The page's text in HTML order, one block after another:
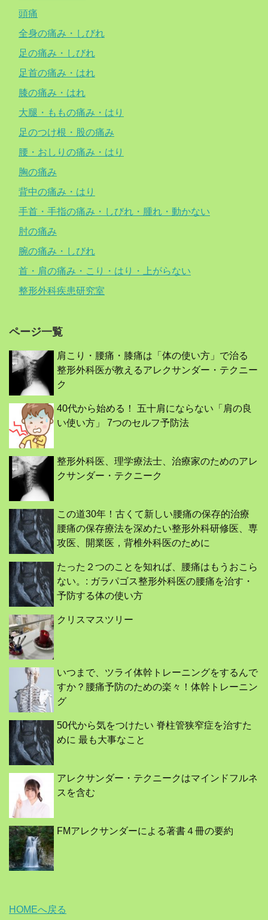
頭痛
全身の痛み・しびれ
足の痛み・しびれ
足首の痛み・はれ
膝の痛み・はれ
大腿・ももの痛み・はり
足のつけ根・股の痛み
腰・おしりの痛み・はり
胸の痛み
背中の痛み・はり
手首・手指の痛み・しびれ・腫れ・動かない
肘の痛み
腕の痛み・しびれ
首・肩の痛み・こり・はり・上がらない
整形外科疾患研究室
ページ一覧
肩こり・腰痛・膝痛は「体の使い方」で治る
整形外科医が教えるアレクサンダー・テクニー
ク
40代から始める！ 五十肩にならない「肩の良
い使い方」 7つのセルフ予防法
整形外科医、理学療法士、治療家のためのアレ
クサンダー・テクニーク
この道30年！古くて新しい腰痛の保存的治療
腰痛の保存療法を深めたい整形外科研修医、専
攻医、開業医，背椎外科医のために
たった２つのことを知れば、腰痛はもうおこら
ない。: ガラパゴス整形外科医の腰痛を治す・
予防する体の使い方
クリスマスツリー
いつまで、ツライ体幹トレーニングをするんで
すか？腰痛予防のための楽々！体幹トレーニン
グ
50代から気をつけたい 脊柱管狭窄症を治すた
めに 最も大事なこと
アレクサンダー・テクニークはマインドフルネ
スを含む
FMアレクサンダーによる著書４冊の要約
HOMEへ戻る